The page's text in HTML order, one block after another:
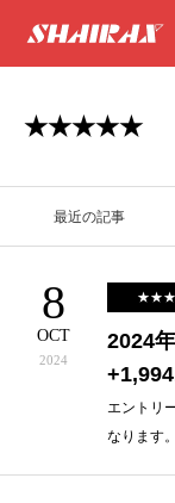
★★★★★
最近の記事
8
OCT
2024
2024
エントリ
なります
CONSULTING
EXCEL
NEWS